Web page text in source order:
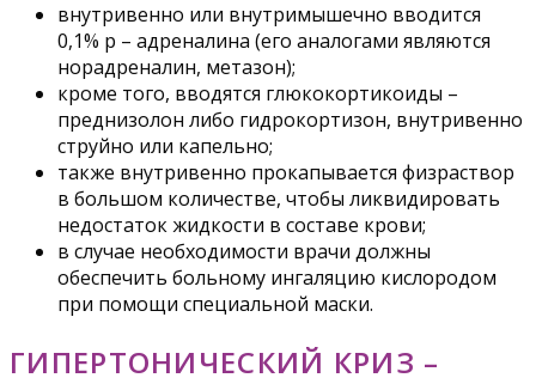
внутривенно или внутримышечно вводится
0,1% р – адреналина (его аналогами являются
норадреналин, метазон);
кроме того, вводятся глюкокортикоиды –
преднизолон либо гидрокортизон, внутривенно
струйно или капельно;
также внутривенно прокапывается физраствор
в большом количестве, чтобы ликвидировать
недостаток жидкости в составе крови;
в случае необходимости врачи должны
обеспечить больному ингаляцию кислородом
при помощи специальной маски.
ГИПЕРТОНИЧЕСКИЙ КРИЗ –